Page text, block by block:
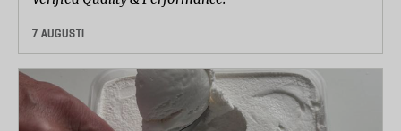
7 AUGUSTI